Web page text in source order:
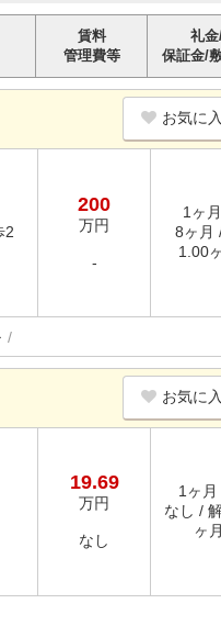
賃料
管理費等
礼
保証金/
お気に
2
200
万円
-
1ヶ
8ヶ月
1.00
お気に
19.69
万円
なし
1ヶ月
なし /
ヶ